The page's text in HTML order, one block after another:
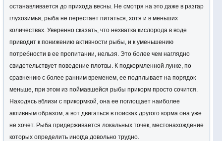
останавливается до прихода весны. Не смотря на это даже в разгар
глухозимья, рыба не перестает питаться, хотя и в меньших
количествах. Уверенно сказать, что нехватка кислорода в воде
приводит к понижению активности рыбы, и к уменьшению
потребности в ее пропитании, нельзя. Это более чем наглядно
свидетельствует поведение плотвы. К подкормленной лунке, по
сравнению с более ранним временем, ее подплывает на порядок
меньше, при этом из поймавшейся рыбы прикорм просто сочится.
Находясь вблизи с прикормкой, она ее поглощает наиболее
активным образом, а вот двигаться в поисках другого корма она уже
не хочет. Рыба придерживается локальных точек, местонахождение
которых определить иногда довольно трудно.